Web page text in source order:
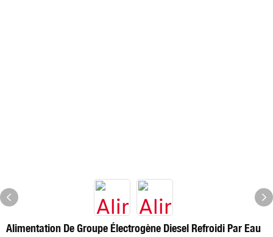
Alimentation De Groupe Électrogène Diesel Refroidi Par Eau